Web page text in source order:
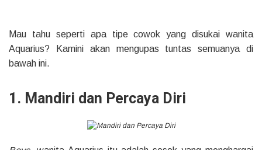
Mau tahu seperti apa tipe cowok yang disukai wanita
Aquarius? Kamini akan mengupas tuntas semuanya di
bawah ini.
1. Mandiri dan Percaya Diri